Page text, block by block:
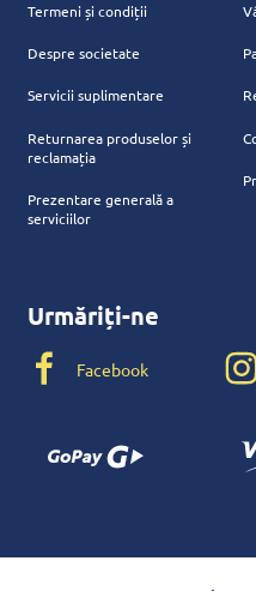
Termeni și condiții
Despre societate
Servicii suplimentare
Returnarea produselor și
reclamația
Prezentare generală a
serviciilor
Urmăriți-ne
Facebook